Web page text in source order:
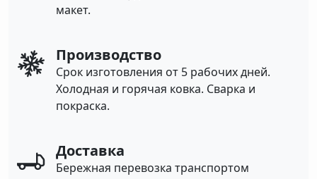
макет.
Производство
Срок изготовления от 5 рабочих дней.
Холодная и горячая ковка. Сварка и
покраска.
Доставка
Бережная перевозка транспортом